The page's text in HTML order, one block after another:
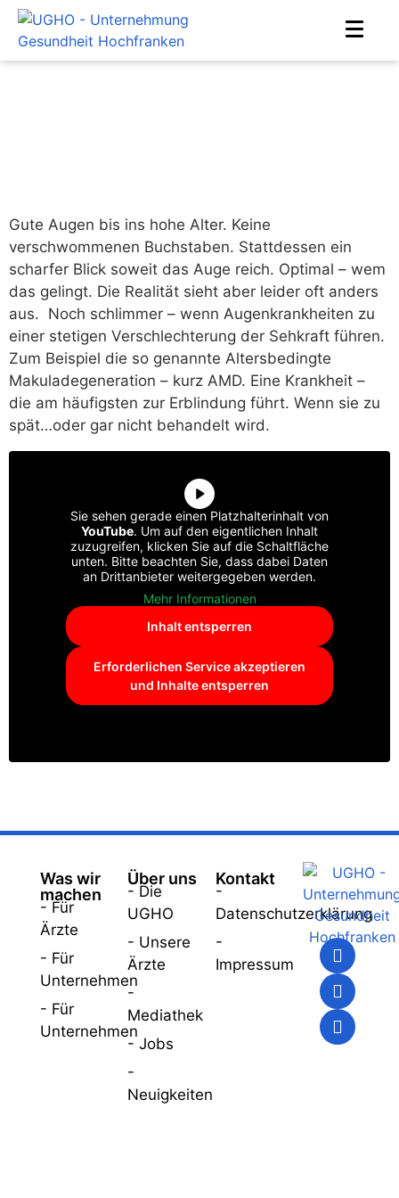
Altersbedingte
Gute Augen bis ins hohe Alter. Keine
verschwommenen Buchstaben. Stattdessen ein
scharfer Blick soweit das Auge reich. Optimal – wem
das gelingt. Die Realität sieht aber leider oft anders
aus. Noch schlimmer – wenn Augenkrankheiten zu
einer stetigen Verschlechterung der Sehkraft führen.
Zum Beispiel die so genannte Altersbedingte
Makuladegeneration – kurz AMD. Eine Krankheit –
die am häufigsten zur Erblindung führt. Wenn sie zu
spät…oder gar nicht behandelt wird.
Sie sehen gerade einen Platzhalterinhalt von
YouTube. Um auf den eigentlichen Inhalt
zuzugreifen, klicken Sie auf die Schaltfläche
unten. Bitte beachten Sie, dass dabei Daten
an Drittanbieter weitergegeben werden.
Mehr Informationen
Inhalt entsperren
Erforderlichen Service akzeptieren
und Inhalte entsperren
Was wir
machen
- Für
Ärzte
- Für
Unternehmen
- Für
Unternehmen
Über uns
- Die
UGHO
- Unsere
Ärzte
-
Mediathek
- Jobs
-
Neuigkeiten
Kontakt
-
Datenschutzerklärung
-
Impressum